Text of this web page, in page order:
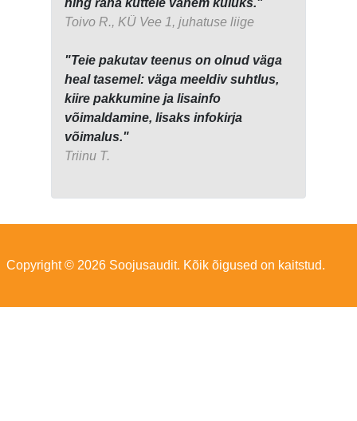
ning raha küttele vähem kuluks."
Toivo R., KÜ Vee 1, juhatuse liige
"Teie pakutav teenus on olnud väga
heal tasemel: väga meeldiv suhtlus,
kiire pakkumine ja lisainfo
võimaldamine, lisaks infokirja
võimalus."
Triinu T.
Copyright © 2026 Soojusaudit. Kõik õigused on kaitstud.